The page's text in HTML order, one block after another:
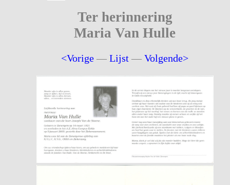
Ter herinnering
Maria Van Hulle
<Vorige —Lijst —Volgende>